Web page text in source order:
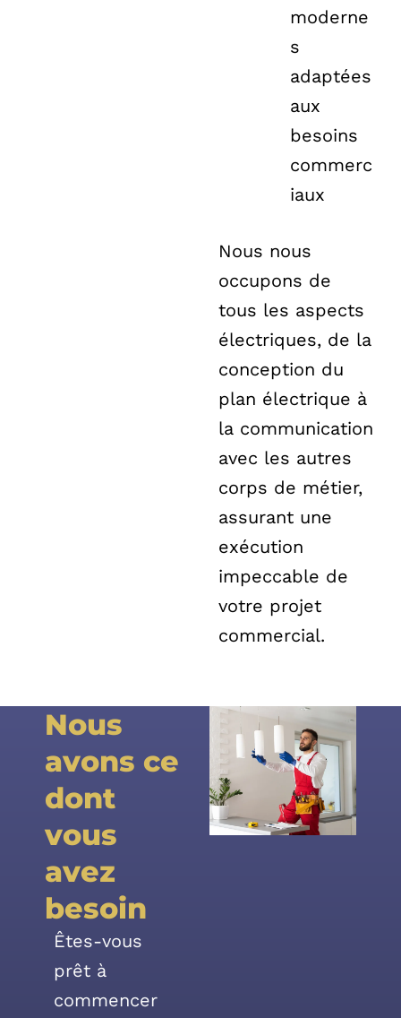
moderne
s
adaptées
aux
besoins
commerc
iaux
Nous nous
occupons de
tous les aspects
électriques, de la
conception du
plan électrique à
la communication
avec les autres
corps de métier,
assurant une
exécution
impeccable de
votre projet
commercial.
Nous
avons ce
dont
vous
avez
besoin
Êtes-vous
prêt à
commencer